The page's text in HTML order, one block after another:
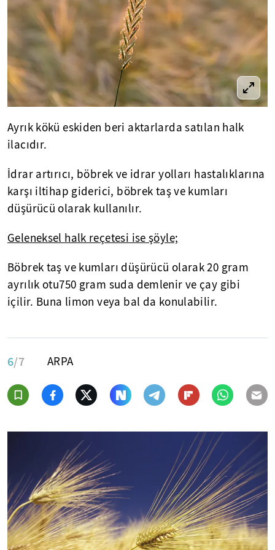
Ayrık kökü eskiden beri aktarlarda satılan halk
ilacıdır.
İdrar artırıcı, böbrek ve idrar yolları hastalıklarına
karşı iltihap giderici, böbrek taş ve kumları
düşürücü olarak kullanılır.
Geleneksel halk reçetesi ise şöyle;
Böbrek taş ve kumları düşürücü olarak 20 gram
ayrılık otu750 gram suda demlenir ve çay gibi
içilir. Buna limon veya bal da konulabilir.
6/7 ARPA